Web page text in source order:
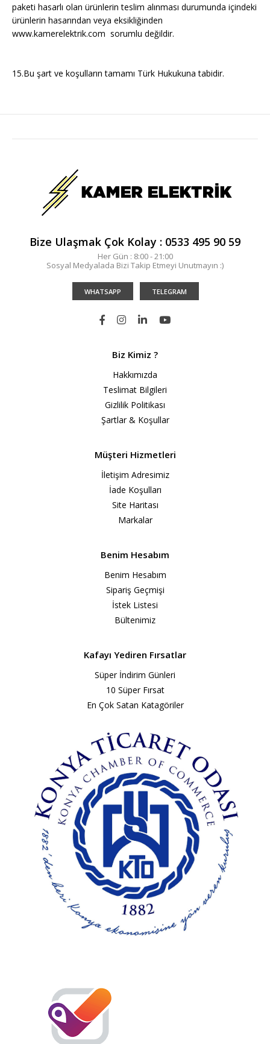
paketi hasarlı olan ürünlerin teslim alınması durumunda içindeki
ürünlerin hasarından veya eksikliğinden
www.kamerelektrik.com sorumlu değildir.
15.Bu şart ve koşulların tamamı Türk Hukukuna tabidir.
Bize Ulaşmak Çok Kolay : 0533 495 90 59
Her Gün : 8:00 - 21:00
Sosyal Medyalada Bizi Takip Etmeyi Unutmayın :)
WHATSAPP TELEGRAM
Biz Kimiz ?
Hakkımızda
Teslimat Bilgileri
Gizlilik Politikası
Şartlar & Koşullar
Müşteri Hizmetleri
İletişim Adresimiz
İade Koşulları
Site Haritası
Markalar
Benim Hesabım
Benim Hesabım
Sipariş Geçmişi
İstek Listesi
Bültenimiz
Kafayı Yediren Fırsatlar
Süper İndirim Günleri
10 Süper Fırsat
En Çok Satan Katagöriler